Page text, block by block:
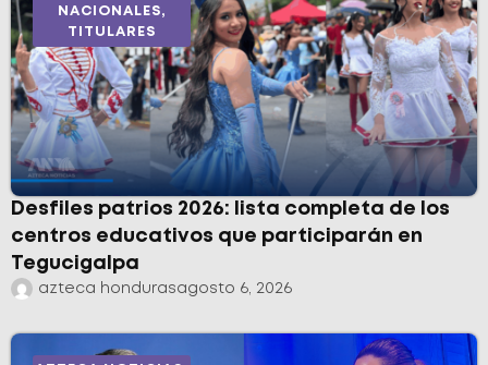
NACIONALES,
TITULARES
Desfiles patrios 2026: lista completa de los
centros educativos que participarán en
Tegucigalpa
azteca hondurasagosto 6, 2026